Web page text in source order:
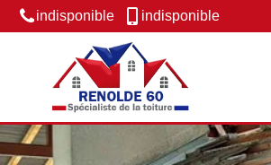
indisponible indisponible